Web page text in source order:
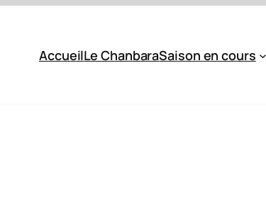
AccueilLe ChanbaraSaison en cours